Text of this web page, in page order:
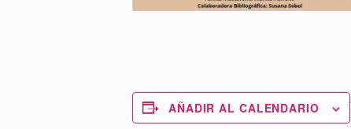
AÑADIR AL CALENDARIO